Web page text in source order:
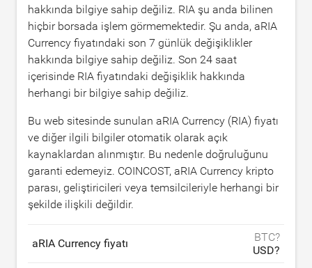
hakkında bilgiye sahip değiliz. RIA şu anda bilinen
hiçbir borsada işlem görmemektedir. Şu anda, aRIA
Currency fiyatındaki son 7 günlük değişiklikler
hakkında bilgiye sahip değiliz. Son 24 saat
içerisinde RIA fiyatındaki değişiklik hakkında
herhangi bir bilgiye sahip değiliz.
Bu web sitesinde sunulan aRIA Currency (RIA) fiyatı
ve diğer ilgili bilgiler otomatik olarak açık
kaynaklardan alınmıştır. Bu nedenle doğruluğunu
garanti edemeyiz. COINCOST, aRIA Currency kripto
parası, geliştiricileri veya temsilcileriyle herhangi bir
şekilde ilişkili değildir.
aRIA Currency fiyatı
BTC?
USD?